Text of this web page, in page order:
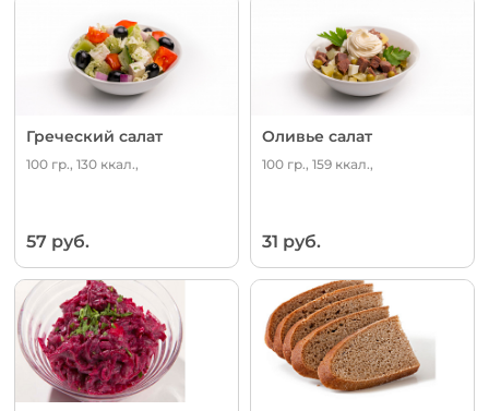
Греческий салат
100 гр., 130 ккал.,
57 руб.
Оливье салат
100 гр., 159 ккал.,
31 руб.